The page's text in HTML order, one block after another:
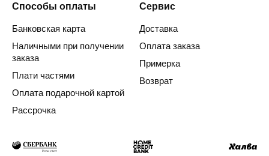
Способы оплаты
Банковская карта
Наличными при получении
заказа
Плати частями
Оплата подарочной картой
Рассрочка
Сервис
Доставка
Оплата заказа
Примерка
Возврат